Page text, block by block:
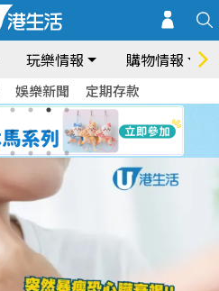
玩樂情報 購物情報
娛樂新聞 定期存款